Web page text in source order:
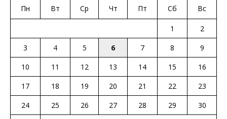
Пн Вт Ср Чт Пт Сб Вс
1
2
3
4 5 6 7 8
9
10
11 12 13 14 15
16
17
18 19 20 21 22
23
24
25 26 27 28 29
30